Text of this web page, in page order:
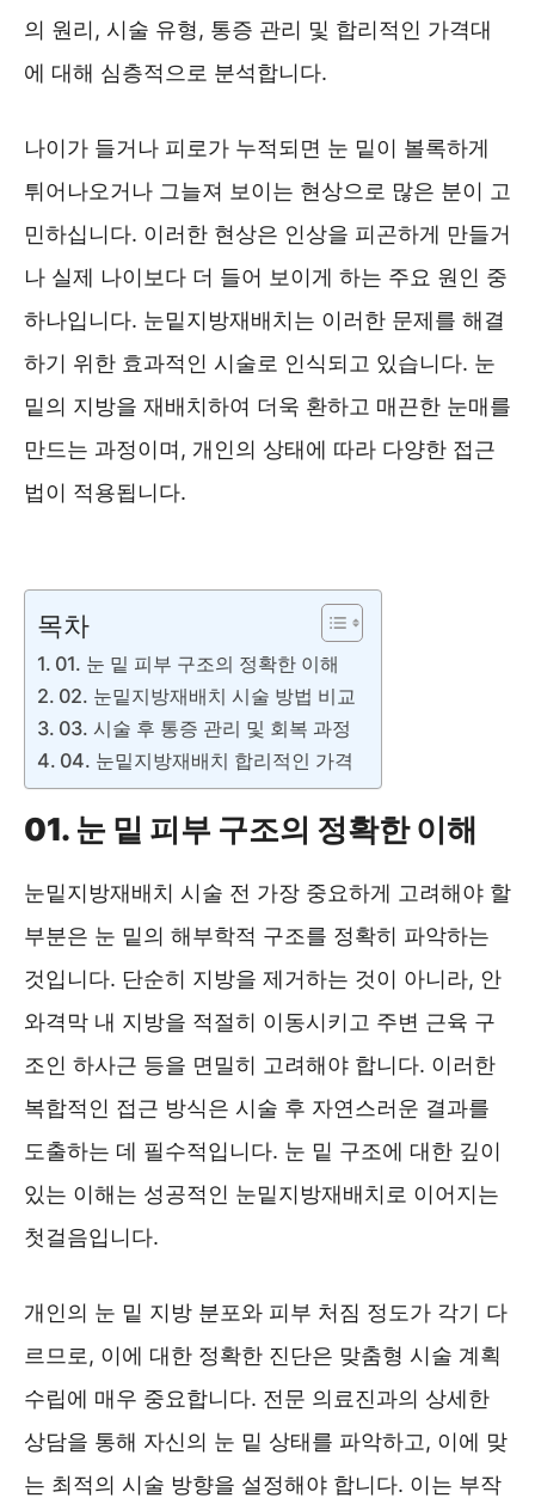
의 원리, 시술 유형, 통증 관리 및 합리적인 가격대
에 대해 심층적으로 분석합니다.
나이가 들거나 피로가 누적되면 눈 밑이 볼록하게
튀어나오거나 그늘져 보이는 현상으로 많은 분이 고
민하십니다. 이러한 현상은 인상을 피곤하게 만들거
나 실제 나이보다 더 들어 보이게 하는 주요 원인 중
하나입니다. 눈밑지방재배치는 이러한 문제를 해결
하기 위한 효과적인 시술로 인식되고 있습니다. 눈
밑의 지방을 재배치하여 더욱 환하고 매끈한 눈매를
만드는 과정이며, 개인의 상태에 따라 다양한 접근
법이 적용됩니다.
목차
01. 눈 밑 피부 구조의 정확한 이해
02. 눈밑지방재배치 시술 방법 비교
03. 시술 후 통증 관리 및 회복 과정
04. 눈밑지방재배치 합리적인 가격
01. 눈 밑 피부 구조의 정확한 이해
눈밑지방재배치 시술 전 가장 중요하게 고려해야 할
부분은 눈 밑의 해부학적 구조를 정확히 파악하는
것입니다. 단순히 지방을 제거하는 것이 아니라, 안
와격막 내 지방을 적절히 이동시키고 주변 근육 구
조인 하사근 등을 면밀히 고려해야 합니다. 이러한
복합적인 접근 방식은 시술 후 자연스러운 결과를
도출하는 데 필수적입니다. 눈 밑 구조에 대한 깊이
있는 이해는 성공적인 눈밑지방재배치로 이어지는
첫걸음입니다.
개인의 눈 밑 지방 분포와 피부 처짐 정도가 각기 다
르므로, 이에 대한 정확한 진단은 맞춤형 시술 계획
수립에 매우 중요합니다. 전문 의료진과의 상세한
상담을 통해 자신의 눈 밑 상태를 파악하고, 이에 맞
는 최적의 시술 방향을 설정해야 합니다. 이는 부작